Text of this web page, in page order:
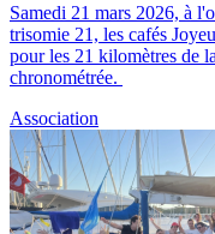
Samedi 21 mars 2026, à
trisomie 21, les cafés
pour les 21 kilomètres de
chronométrée.
Association